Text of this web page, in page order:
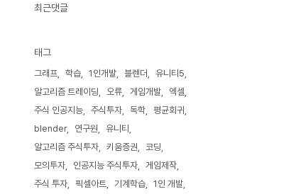
최근댓글
태그
그래프 학습 1인개발 블렌더
유니티5
알고리즘 트레이딩
오류 게임개발
엑셀
주식 인공지능
주식투자 독학
평균회귀
blender
연구원
유니티
알고리즘 주식투자
키움증권
코딩
모의투자
인공지능 주식투자
게임제작
주식 투자
픽셀아트 기계학습 1인 개발